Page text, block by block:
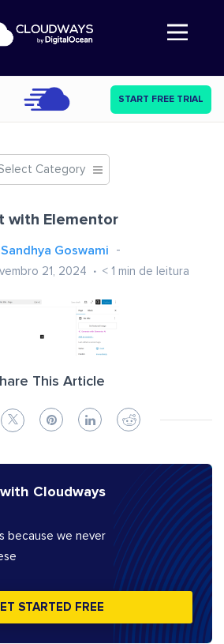
Abre a navegação
START FREE TRIAL
Category
with Elementor
Sandhya Goswami
21, 2024 < 1 min de leitura
This Article
Cloudways
because we never
STARTED FREE